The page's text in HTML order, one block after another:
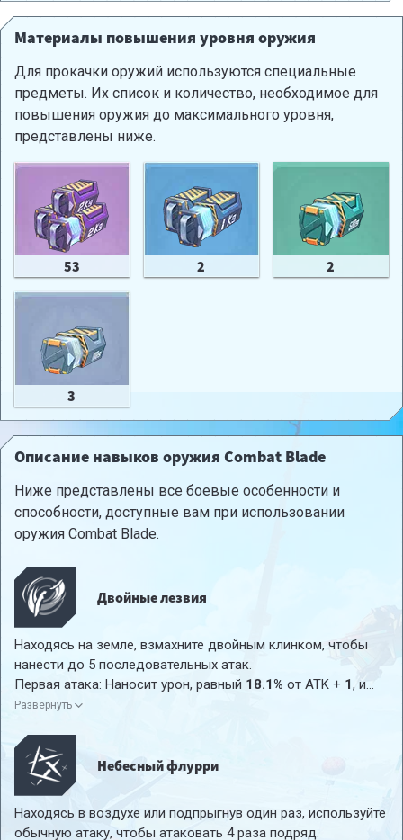
Материалы повышения уровня оружия
Для прокачки оружий используются специальные
предметы. Их список и количество, необходимое для
повышения оружия до максимального уровня,
представлены ниже.
53 2 2
3
Описание навыков оружия Combat Blade
Ниже представлены все боевые особенности и
способности, доступные вам при использовании
оружия Combat Blade.
Двойные лезвия
Находясь на земле, взмахните двойным клинком, чтобы
нанести до 5 последовательных атак.
Первая атака: Наносит урон, равный 18.1% от ATK + 1, и
отбрасывает цель на небольшое расстояние.
отбрасывает цель на небольшое расстояние.
Третья атака: Наносит урон, равный
отбрасывает цель на небольшое расстояние.
отбросить цель на небольшое расстояние.
Развернуть
Небесный флурри
Находясь в воздухе или подпрыгнув один раз, используйте
обычную атаку, чтобы атаковать 4 раза подряд.